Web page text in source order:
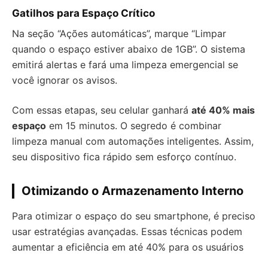
Gatilhos para Espaço Crítico
Na seção “Ações automáticas”, marque “Limpar
quando o espaço estiver abaixo de 1GB”. O sistema
emitirá alertas e fará uma limpeza emergencial se
você ignorar os avisos.
Com essas etapas, seu celular ganhará até 40% mais
espaço em 15 minutos. O segredo é combinar
limpeza manual com automações inteligentes. Assim,
seu dispositivo fica rápido sem esforço contínuo.
Otimizando o Armazenamento Interno
Para otimizar o espaço do seu smartphone, é preciso
usar estratégias avançadas. Essas técnicas podem
aumentar a eficiência em até 40% para os usuários